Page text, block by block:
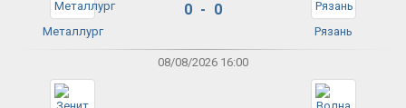
Металлург
0 - 0
Рязань
08/08/2026 16:00